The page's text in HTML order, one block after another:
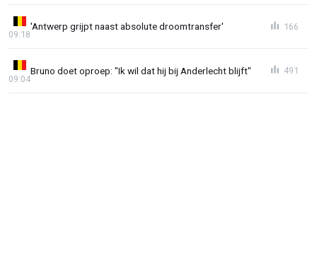
'Antwerp grijpt naast absolute droomtransfer'
09:18
166
Bruno doet oproep: "Ik wil dat hij bij Anderlecht blijft"
09:04
491